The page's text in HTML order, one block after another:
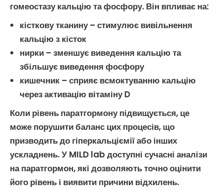
гомеостазу кальцію тафосфору. Він впливає на:
кісткову тканину– стимулює вивільнення
кальцію з кісток
нирки – зменшує виведення кальцію та
збільшує виведення фосфору
кишечник – сприяє всмоктуванню кальцію
через активацію вітаміну D
Коли рівень паратгормонупідвищується, це
може порушити баланс цих процесів, що
призводить до гіперкальцієміїабо інших
ускладнень. У MILD lab доступні сучасні аналізи
на паратгормон, які дозволяють точно оцінити
його рівень і виявити причини відхилень.